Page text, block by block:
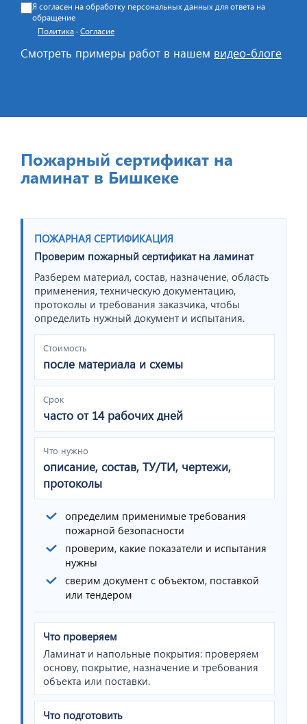
Я согласен на обработку персональных данных для ответа на
обращение
Политика · Согласие
Смотреть примеры работ в нашем видео-блоге
Пожарный сертификат на
ламинат в Бишкеке
ПОЖАРНАЯ СЕРТИФИКАЦИЯ
Проверим пожарный сертификат на ламинат
Разберем материал, состав, назначение, область
применения, техническую документацию,
протоколы и требования заказчика, чтобы
определить нужный документ и испытания.
Стоимость
после материала и схемы
Срок
часто от 14 рабочих дней
Что нужно
описание, состав, ТУ/ТИ, чертежи,
протоколы
определим применимые требования
пожарной безопасности
проверим, какие показатели и испытания
нужны
сверим документ с объектом, поставкой
или тендером
Что проверяем
Ламинат и напольные покрытия: проверяем
основу, покрытие, назначение и требования
объекта или поставки.
Что подготовить